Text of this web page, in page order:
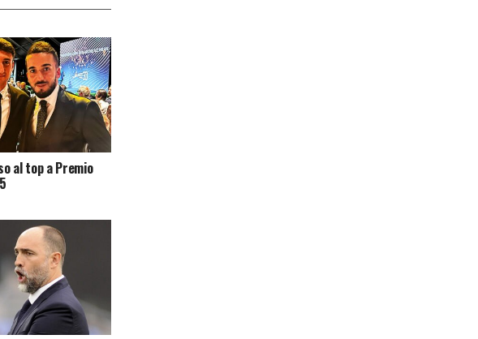
al top a Premio